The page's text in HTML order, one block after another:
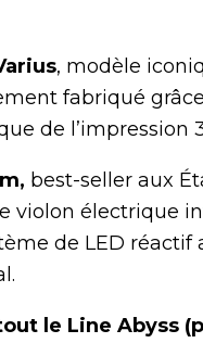
, modèle
fabriqué
de l’impression
best-seller aux
violon électrique
de LED réactif
le Line Abyss